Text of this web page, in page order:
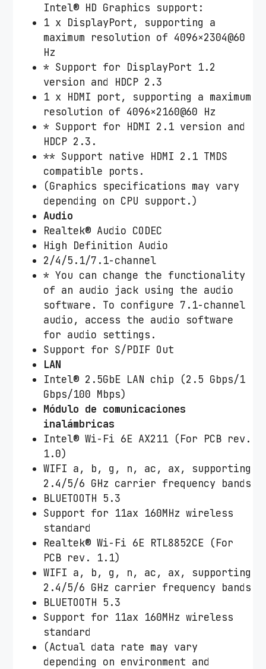
Intel® HD Graphics support:
1 x DisplayPort, supporting a
maximum resolution of 4096×2304@60
Hz
* Support for DisplayPort 1.2
version and HDCP 2.3
1 x HDMI port, supporting a maximum
resolution of 4096×2160@60 Hz
* Support for HDMI 2.1 version and
HDCP 2.3.
** Support native HDMI 2.1 TMDS
compatible ports.
(Graphics specifications may vary
depending on CPU support.)
Audio
Realtek® Audio CODEC
High Definition Audio
2/4/5.1/7.1-channel
* You can change the functionality
of an audio jack using the audio
software. To configure 7.1-channel
audio, access the audio software
for audio settings.
Support for S/PDIF Out
LAN
Intel® 2.5GbE LAN chip (2.5 Gbps/1
Gbps/100 Mbps)
Módulo de comunicaciones
inalámbricas
Intel® Wi-Fi 6E AX211 (For PCB rev.
1.0)
WIFI a, b, g, n, ac, ax, supporting
2.4/5/6 GHz carrier frequency bands
BLUETOOTH 5.3
Support for 11ax 160MHz wireless
standard
Realtek® Wi-Fi 6E RTL8852CE (For
PCB rev. 1.1)
WIFI a, b, g, n, ac, ax, supporting
2.4/5/6 GHz carrier frequency bands
BLUETOOTH 5.3
Support for 11ax 160MHz wireless
standard
(Actual data rate may vary
depending on environment and